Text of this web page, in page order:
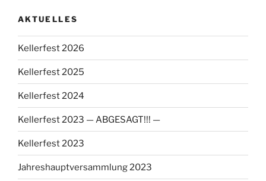
AKTUELLES
Kellerfest 2026
Kellerfest 2025
Kellerfest 2024
Kellerfest 2023 — ABGESAGT!!! —
Kellerfest 2023
Jahreshauptversammlung 2023